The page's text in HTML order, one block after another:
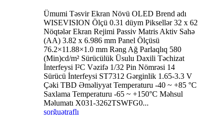
Ümumi Təsvir Ekran Növü OLED Brend adı
WISEVISION Ölçü 0.31 düym Piksellər 32 x 62
Nöqtələr Ekran Rejimi Passiv Matris Aktiv Sahə
(AA) 3.82 x 6.986 mm Panel Ölçüsü
76.2×11.88×1.0 mm Rəng Ağ Parlaqlıq 580
(Min)cd/m² Sürücülük Üsulu Daxili Təchizat
İnterfeysi I²C Vəzifə 1/32 Pin Nömrəsi 14
Sürücü İnterfeysi ST7312 Gərginlik 1.65-3.3 V
Çəki TBD Əməliyyat Temperaturu -40 ~ +85 °C
Saxlama Temperaturu -65 ~ +150°C Məhsul
Məlumatı X031-3262TSWFG0...
sorğuətraflı